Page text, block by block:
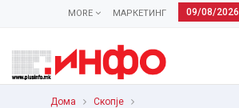
09/08/2026
МАРКЕТИНГ
MORE
Дома Скопје